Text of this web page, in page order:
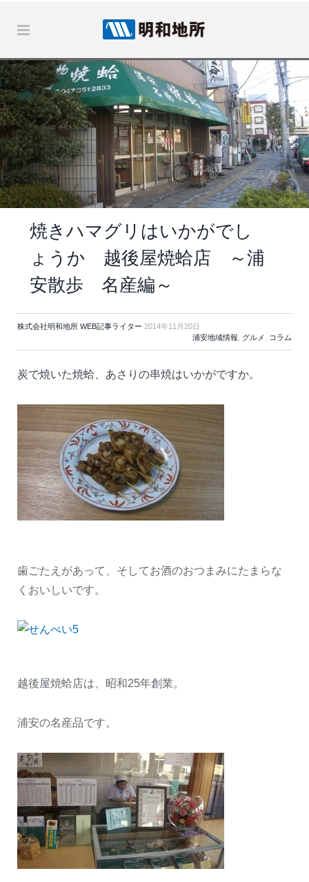
焼きハマグリはいかがでし
ょうか 越後屋焼蛤店 ～浦
安散歩 名産編～
株式会社明和地所 WEB記事ライター 2014年11月20日
浦安地域情報, グルメ , コラム
炭で焼いた焼蛤、あさりの串焼はいかがですか。
歯ごたえがあって、そしてお酒のおつまみにたまらな
くおいしいです。
越後屋焼蛤店は、昭和25年創業。
浦安の名産品です。